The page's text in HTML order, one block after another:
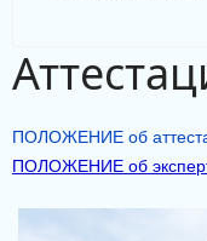
ПОЛОЖЕНИЕ об
ПОЛОЖЕНИЕ об